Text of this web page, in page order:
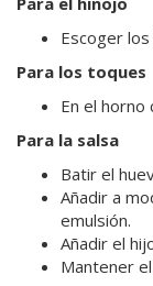
Escoger
Para los toques
En el horno
Para la salsa
Batir el
Añadir a
emulsión.
Añadir el
Mantener